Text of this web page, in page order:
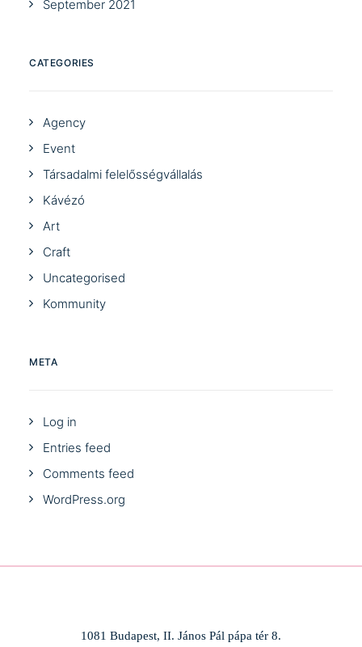
September 2021
CATEGORIES
Agency
Event
Társadalmi felelősségvállalás
Kávézó
Art
Craft
Uncategorised
Kommunity
META
Log in
Entries feed
Comments feed
WordPress.org
1081 Budapest, II. János Pál pápa tér 8.